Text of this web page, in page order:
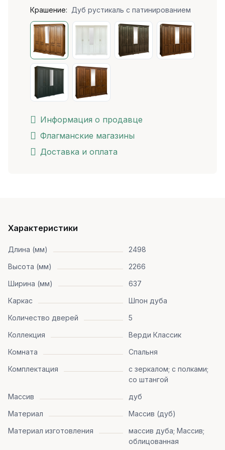
Крашение: Дуб рустикаль с патинированием
Информация о продавце
Флагманские магазины
Доставка и оплата
Характеристики
Длина (мм)
2498
Высота (мм)
2266
Ширина (мм)
637
Каркас
Шпон дуба
Количество дверей
5
Коллекция
Верди Классик
Комната
Спальня
Комплектация
с зеркалом; с полками;
со штангой
Массив
дуб
Материал
Массив (дуб)
Материал изготовления
массив дуба; Массив;
облицованная